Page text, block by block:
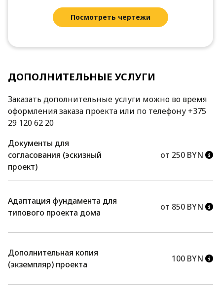
Посмотреть чертежи
ДОПОЛНИТЕЛЬНЫЕ УСЛУГИ
Заказать дополнительные услуги можно во время
оформления заказа проекта или по телефону +375
29 120 62 20
Документы для
согласования (эскизный
проект)
от 250 BYN
Адаптация фундамента для
типового проекта дома
от 850 BYN
Дополнительная копия
(экземпляр) проекта
100 BYN